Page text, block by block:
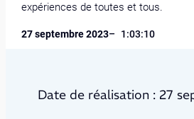
expériences de toutes et tous.
27 septembre 2023– 1:03:10
Date de réalisation : 27